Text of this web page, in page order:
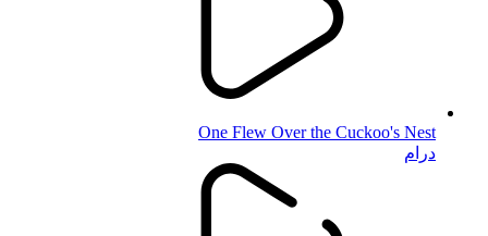
One Flew Over the Cuckoo's Nest
درام